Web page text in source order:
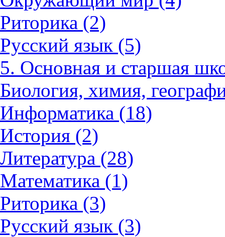
Риторика (2)
Русский язык (5)
5. Основная и старшая
Биология, химия,
Информатика (18)
История (2)
Литература (28)
Математика (1)
Риторика (3)
Русский язык (3)